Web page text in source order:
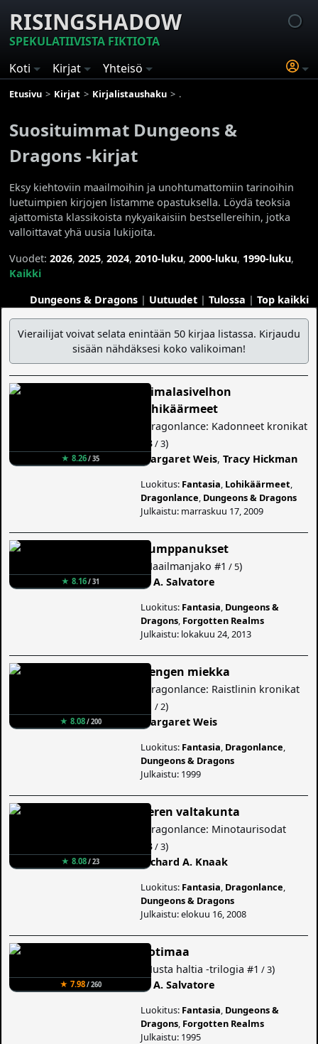
RISINGSHADOW
SPEKULATIIVISTA FIKTIOTA
Koti
Kirjat Yhteisö
Etusivu Kirjat Kirjalistaushaku Suosituimmat Dungeons &
Suosituimmat Dungeons &
Dragons -kirjat
Eksy kiehtoviin maailmoihin ja unohtumattomiin tarinoihin
luetuimpien kirjojen listamme opastuksella. Löydä teoksia
ajattomista klassikoista nykyaikaisiin bestsellereihin, jotka
valloittavat yhä uusia lukijoita.
Vuodet:2026,2025,2024,2010-luku,2000-luku, 1990-luku,
Kaikki
Dungeons & Dragons| Uutuudet| Tulossa | Top kaikki
Vierailijat voivat selata enintään 50 kirjaa listassa. Kirjaudu
sisään nähdäksesi koko valikoiman!
★ 8.26/ 35
Tiimalasivelhon
lohikäärmeet
Dragonlance: Kadonneet kronikat
#3/ 3)
Margaret Weis,Tracy Hickman
Luokitus: Fantasia Lohikäärmeet
Dragonlance Dungeons & Dragons
Julkaistu: marraskuu 17, 2009
★ 8.16/ 31
Kumppanukset
Maailmanjako #1 / 5)
R. A. Salvatore
Luokitus: Fantasia Dungeons &
Dragons Forgotten Realms
Julkaistu: lokakuu 24, 2013
★ 8.08/ 200
Hengen miekka
Dragonlance: Raistlinin kronikat
/ 2)
Margaret Weis
Luokitus: Fantasia Dragonlance
Dungeons & Dragons
Julkaistu: 1999
★ 8.08/ 23
Veren valtakunta
Dragonlance: Minotaurisodat
#3/ 3)
Richard A. Knaak
Luokitus: Fantasia Dragonlance
Dungeons & Dragons
Julkaistu: elokuu 16, 2008
★ 7.98/ 260
Kotimaa
Musta haltia -trilogia #1 / 3)
R. A. Salvatore
Luokitus: Fantasia Dungeons &
Dragons Forgotten Realms
Julkaistu: 1995